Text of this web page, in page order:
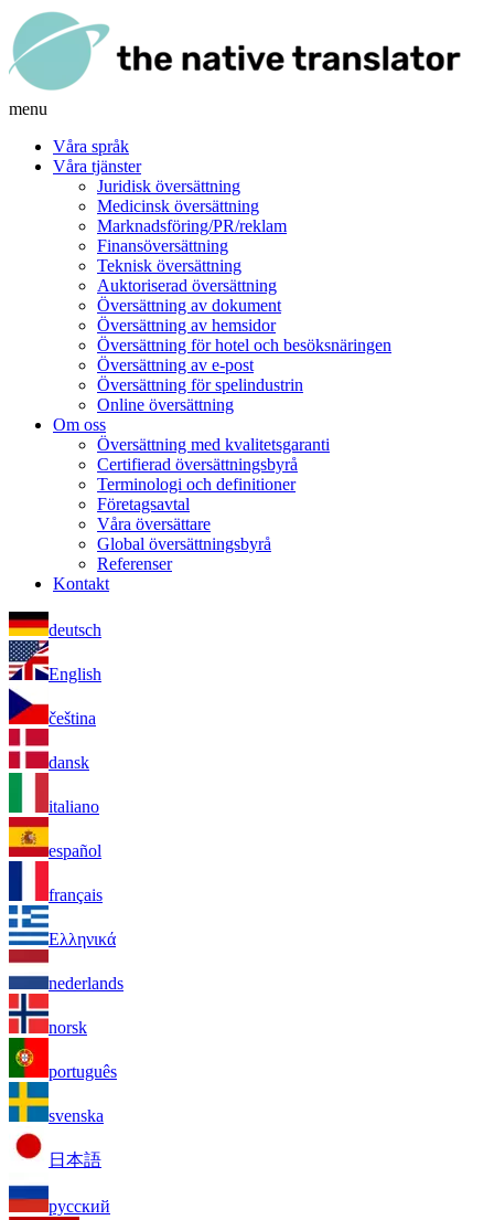
menu
Våra språk
Våra tjänster
Juridisk översättning
Medicinsk översättning
Marknadsföring/PR/reklam
Finansöversättning
Teknisk översättning
Auktoriserad översättning
Översättning av dokument
Översättning av hemsidor
Översättning för hotel och besöksnäringen
Översättning av e-post
Översättning för spelindustrin
Online översättning
Om oss
Översättning med kvalitetsgaranti
Certifierad översättningsbyrå
Terminologi och definitioner
Företagsavtal
Våra översättare
Global översättningsbyrå
Referenser
Kontakt
deutsch
English
čeština
dansk
italiano
español
français
Ελληνικά
nederlands
norsk
português
svenska
日本語
русский